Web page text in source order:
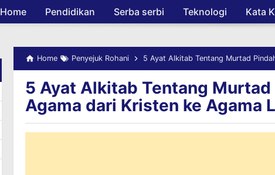
Skip to main
Home Pendidikan Serba serbi Teknologi Kata
Home Penyejuk Rohani 5 Ayat Alkitab Tentang Murtad Pindah Agama
5 Ayat Alkitab Tentang Murtad
Agama dari Kristen ke Agama